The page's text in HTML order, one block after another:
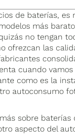
de baterías, es
más
no tengan
ofrezcan las
cuando vamos
como es la
autoconsumo
sobre baterías
aspecto del